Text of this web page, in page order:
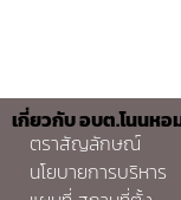
เกี่ยวกับ อบต.โนนหอ
ตราสัญลักษณ์
นโยบายการบริหาร